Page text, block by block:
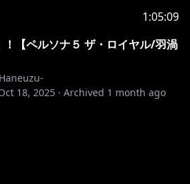
1:05:09
！【ペルソナ５ ザ・ロイヤル/羽渦
18, 2025 · Archived 1 month ago